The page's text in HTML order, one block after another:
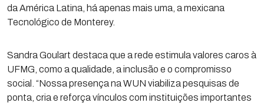
da América Latina, há apenas mais uma, a mexicana
Tecnológico de Monterey.
Sandra Goulart destaca que a rede estimula valores caros à
UFMG, como a qualidade, a inclusão e o compromisso
social. “Nossa presença na WUN viabiliza pesquisas de
ponta, cria e reforça vínculos com instituições importantes